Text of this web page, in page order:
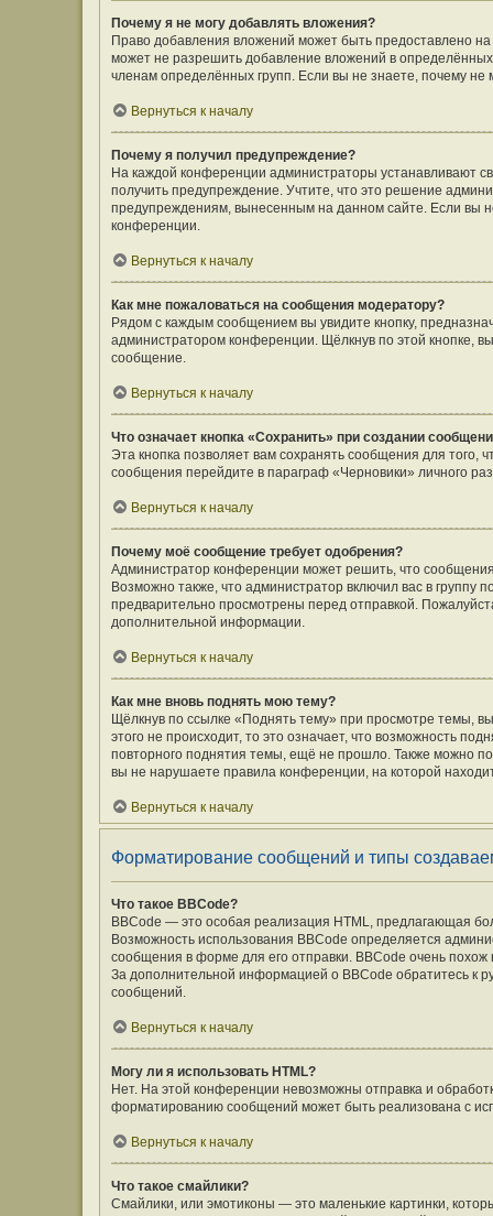
Почему я не могу добавлять вложения?
Право добавления вложений может быть предоставлено
может не разрешить добавление вложений в
членам определённых групп. Если вы не знаете, почему
Вернуться к началу
Почему я получил предупреждение?
На каждой конференции администраторы устанавливают
получить предупреждение. Учтите, что это решение
предупреждениям, вынесенным на данном сайте. Если вы
конференции.
Вернуться к началу
Как мне пожаловаться на сообщения модератору?
Рядом с каждым сообщением вы увидите кнопку,
администратором конференции. Щёлкнув по этой кнопке,
сообщение.
Вернуться к началу
Что означает кнопка «Сохранить» при создании
Эта кнопка позволяет вам сохранять сообщения для того,
сообщения перейдите в параграф «Черновики» личного
Вернуться к началу
Почему моё сообщение требует одобрения?
Администратор конференции может решить, что
Возможно также, что администратор включил вас в
предварительно просмотрены перед отправкой.
дополнительной информации.
Вернуться к началу
Как мне вновь поднять мою тему?
Щёлкнув по ссылке «Поднять тему» при просмотре темы,
этого не происходит, то это означает, что возможность
повторного поднятия темы, ещё не прошло. Также можно
вы не нарушаете правила конференции, на которой
Вернуться к началу
Форматирование сообщений и типы
Что такое BBCode?
BBCode — это особая реализация HTML, предлагающая
Возможность использования BBCode определяется
сообщения в форме для его отправки. BBCode очень похож
За дополнительной информацией о BBCode обратитесь к
сообщений.
Вернуться к началу
Могу ли я использовать HTML?
Нет. На этой конференции невозможны отправка и
форматированию сообщений может быть реализована с
Вернуться к началу
Что такое смайлики?
Смайлики, или эмотиконы — это маленькие картинки,